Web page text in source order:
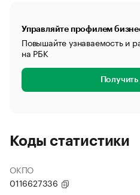
Управляйте профилем
Повышайте узнаваемость и
на РБК
Коды статистики
ОКПО
0116627336